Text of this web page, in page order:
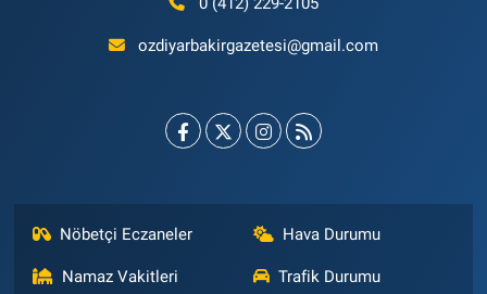
ozdiyarbakirgazetesi@gmail.com
Nöbetçi Eczaneler Hava Durumu
Namaz Vakitleri Trafik Durumu